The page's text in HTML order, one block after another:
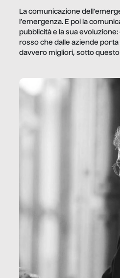
La comunicazione
l’emergenza. E poi la
pubblicità e la sua
rosso che dalle aziende
davvero migliori, sotto